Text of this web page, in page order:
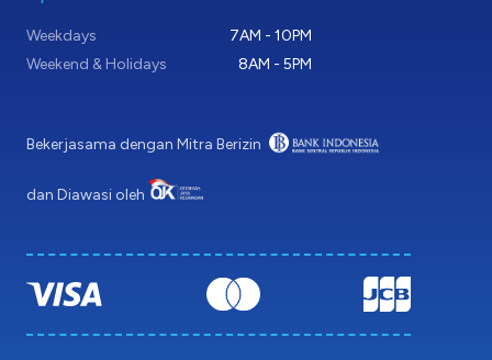
Weekdays
7AM - 10PM
Weekend & Holidays
8AM - 5PM
Bekerjasama dengan Mitra Berizin
dan Diawasi oleh